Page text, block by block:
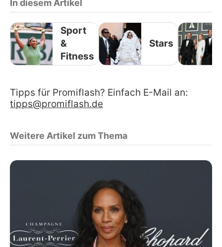
In diesem Artikel
Sport
&
Fitness
Stars
Tipps für Promiflash? Einfach E-Mail an:
tipps@promiflash.de
Weitere Artikel zum Thema